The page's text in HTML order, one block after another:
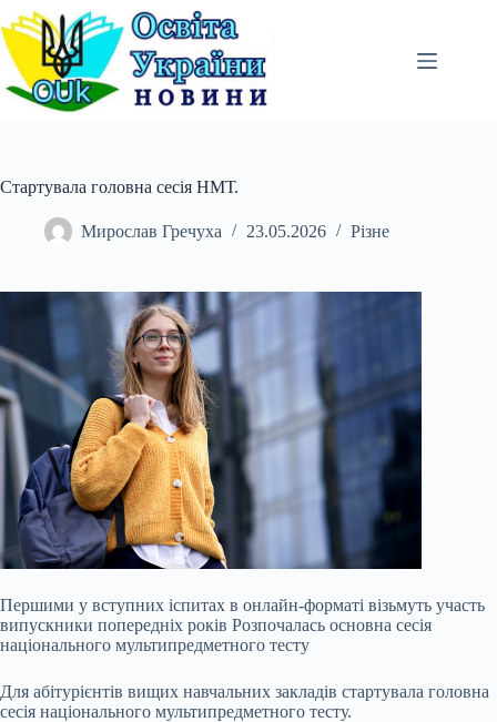
Перейти
до
вмісту
Стартувала головна сесія НМТ.
Мирослав Гречуха 23.05.2026 Різне
Першими у вступних іспитах в онлайн-форматі візьмуть участь
випускники попередніх років Розпочалась основна сесія
національного мультипредметного тесту
Для абітурієнтів вищих навчальних закладів стартувала головна
сесія національного мультипредметного тесту.